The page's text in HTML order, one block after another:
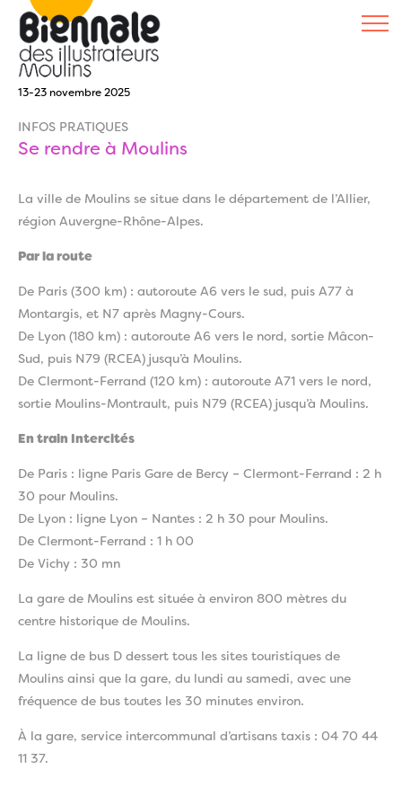
13-23 novembre 2025
INFOS PRATIQUES
Se rendre à Moulins
La ville de Moulins se situe dans le département de l’Allier,
région Auvergne-Rhône-Alpes.
Par la route
De Paris (300 km) : autoroute A6 vers le sud, puis A77 à
Montargis, et N7 après Magny-Cours.
De Lyon (180 km) : autoroute A6 vers le nord, sortie Mâcon-
Sud, puis N79 (RCEA) jusqu’à Moulins.
De Clermont-Ferrand (120 km) : autoroute A71 vers le nord,
sortie Moulins-Montrault, puis N79 (RCEA) jusqu’à Moulins.
En train Intercités
De Paris : ligne Paris Gare de Bercy – Clermont-Ferrand : 2 h
30 pour Moulins.
De Lyon : ligne Lyon – Nantes : 2 h 30 pour Moulins.
De Clermont-Ferrand : 1 h 00
De Vichy : 30 mn
La gare de Moulins est située à environ 800 mètres du
centre historique de Moulins.
La ligne de bus D dessert tous les sites touristiques de
Moulins ainsi que la gare, du lundi au samedi, avec une
fréquence de bus toutes les 30 minutes environ.
À la gare, service intercommunal d’artisans taxis : 04 70 44
11 37.